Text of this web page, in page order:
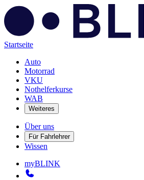
Startseite
Auto
Motorrad
VKU
Nothelferkurse
WAB
Weiteres
Über uns
Für Fahrlehrer
Wissen
myBLINK